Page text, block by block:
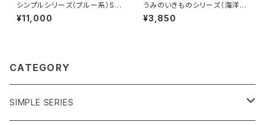
シンプルシリーズ（ブルー系）SB
-SS23008
¥11,000
うみのいきものシリーズ（海洋プ
ラ）UKCN-SS24001
¥3,850
CATEGORY
SIMPLE SERIES